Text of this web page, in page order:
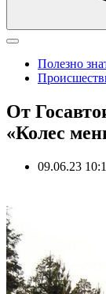
Полезно
От
«Колес
09.06.23